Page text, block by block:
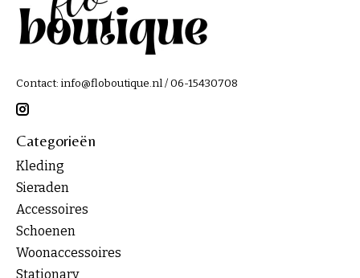
Contact: info@floboutique.nl/ 06-15430708
Categorieën
Kleding
Sieraden
Accessoires
Schoenen
Woonaccessoires
Stationary